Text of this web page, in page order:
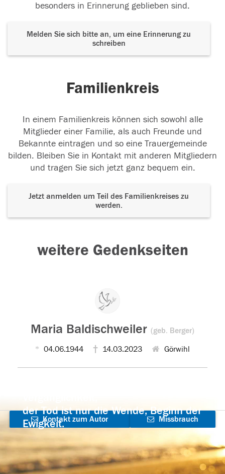
besonders in Erinnerung geblieben sind.
Melden Sie sich bitte an, um eine Erinnerung zu
schreiben
Familienkreis
In einem Familienkreis können sich sowohl alle
Mitglieder einer Familie, als auch Freunde und
Bekannte eintragen und so eine Trauergemeinde
bilden. Bleiben Sie in Kontakt mit anderen Mitgliedern
und tragen Sie sich jetzt ganz bequem ein.
Jetzt anmelden um Teil des Familienkreises zu
werden.
weitere Gedenkseiten
Maria Baldischweiler (geb. Berger)
04.06.1944 14.03.2023 Görwihl
der Tod ist nur die Wende, Beginn der
Ewigkeit.
Kontakt zum Autor
aufnehmen
Missbrauch